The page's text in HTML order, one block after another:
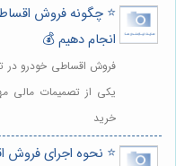
⭐️ چگونه فروش
انجام دهیم 💰
فروش اقساطی خودرو در
یکی از تصمیمات مالی
خرید
⭐️ نحوه اجرای فروش